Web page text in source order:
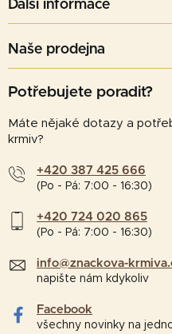
Další informace
Naše prodejna
Potřebujete poradit?
Máte nějaké dotazy a
krmiv?
+420 387 425 666
(Po - Pá: 7:00 - 16:30)
+420 724 020 865
(Po - Pá: 7:00 - 16:30)
info@znackova-
napište nám kdykoliv
Facebook
všechny novinky na